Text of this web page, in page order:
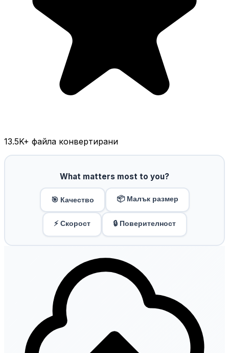
13.5K+ файла конвертирани
What matters most to you?
🎯 Качество 📦 Малък размер
⚡ Скорост 🔒 Поверителност